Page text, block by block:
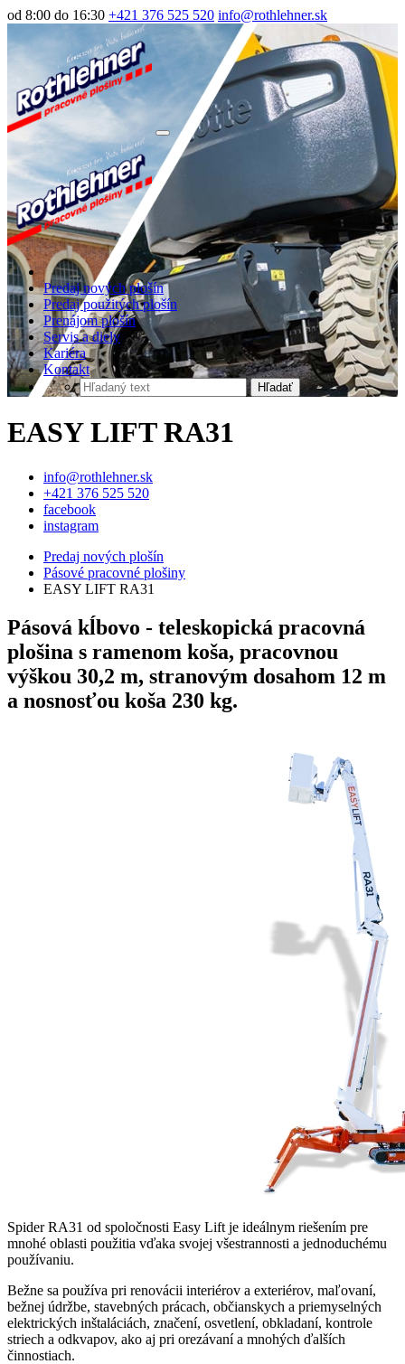
od 8:00 do 16:30 +421 376 525 520 info@rothlehner.sk
Predaj nových plošín
Predaj použitých plošín
Prenájom plošín
Servis a diely
Kariéra
Kontakt
Hľadať
EASY LIFT RA31
info@rothlehner.sk
+421 376 525 520
facebook
instagram
Predaj nových plošín
Pásové pracovné plošiny
EASY LIFT RA31
Pásová kĺbovo - teleskopická pracovná
plošina s ramenom koša, pracovnou
výškou 30,2 m, stranovým dosahom 12 m
a nosnosťou koša 230 kg.
Spider RA31 od spoločnosti Easy Lift je ideálnym riešením pre
mnohé oblasti použitia vďaka svojej všestrannosti a jednoduchému
používaniu.
Bežne sa používa pri renovácii interiérov a exteriérov, maľovaní,
bežnej údržbe, stavebných prácach, občianskych a priemyselných
elektrických inštaláciách, značení, osvetlení, obkladaní, kontrole
striech a odkvapov, ako aj pri orezávaní a mnohých ďalších
činnostiach.